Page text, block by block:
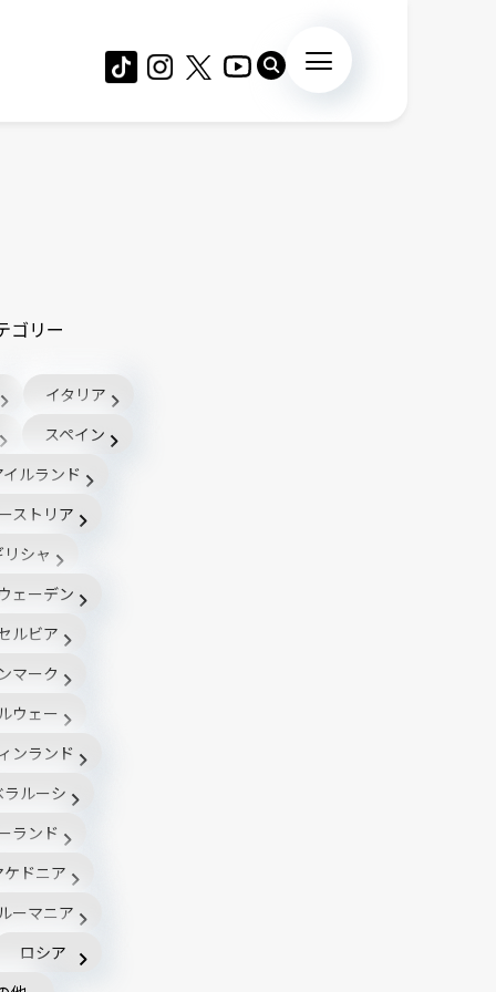
ゴリー
イタリア
スペイン
イルランド
ストリア
リシャ
ェーデン
ルビア
マーク
ウェー
ンランド
ラルーシ
ランド
ケドニア
ーマニア
ロシア